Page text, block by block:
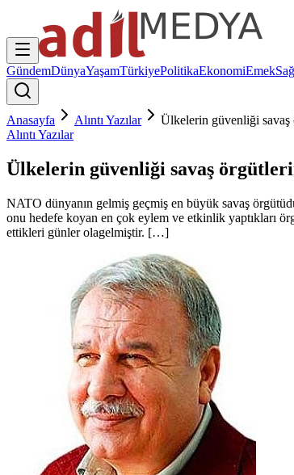
GündemDünyaYaşamTürkiyePolitikaEkonomiEmek
Anasayfa Alıntı Yazılar
Ülkelerin güvenliği savaş
Alıntı Yazılar
Ülkelerin güvenliği savaş
NATO dünyanın gelmiş geçmiş en büyük savaş
onu hedefe koyan en çok eylem ve etkinlik yaptıkları
ettikleri günler olagelmiştir. […]